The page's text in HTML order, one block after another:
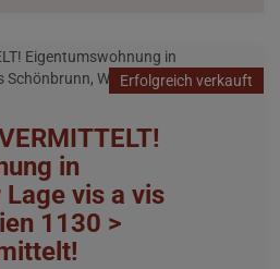
Erfolgreich verkauft
in
vis a vis
1130 >